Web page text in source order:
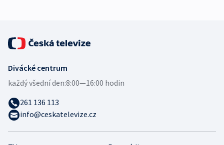
Divácké centrum
každý všední den:8:00—16:00 hodin
261 136 113
info@ceskatelevize.cz